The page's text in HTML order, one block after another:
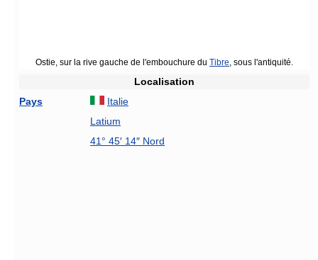
Ostie, sur la rive gauche de l'embouchure du Tibre , sous l'antiquité.
Localisation
Pays
Italie
Latium
41° 45′ 14″ Nord